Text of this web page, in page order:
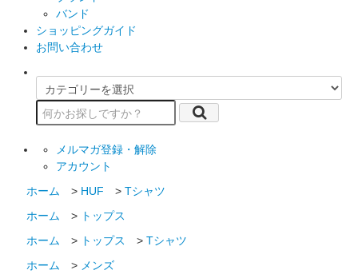
バンド
ショッピングガイド
お問い合わせ
メルマガ登録・解除
アカウント
ホーム
> HUF >Tシャツ
ホーム
> トップス
ホーム
> トップス >Tシャツ
ホーム
> メンズ